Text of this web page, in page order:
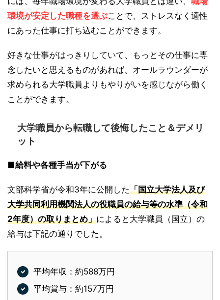
環境が安定した職種を選ぶことで、ストレスなく適性
にあった仕事に打ち込むことができます。
好きな仕事がはっきりしていて、もっとその仕事に専
念したいと思えるものがあれば、オールラウンダーが
求められる大学職員よりもやりがいを感じながら働く
ことができます。
大学職員から転職して後悔したこと＆デメリ
ット
■給料や各種手当が下がる
文部科学省が令和3年に公開した「国立大学法人及び
大学共同利用機関法人の役職員の給与等の水準（令和
2年度）の取りまとめ」によると大学職員（国立）の
給与は下記の通りでした。
平均年収：約588万円
平均賞与：約157万円